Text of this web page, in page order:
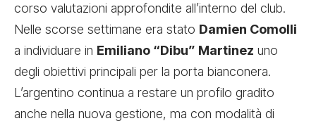
corso valutazioni approfondite all’interno del club.
Nelle scorse settimane era stato Damien Comolli
a individuare in Emiliano “Dibu” Martinez uno
degli obiettivi principali per la porta bianconera.
L’argentino continua a restare un profilo gradito
anche nella nuova gestione, ma con modalità di